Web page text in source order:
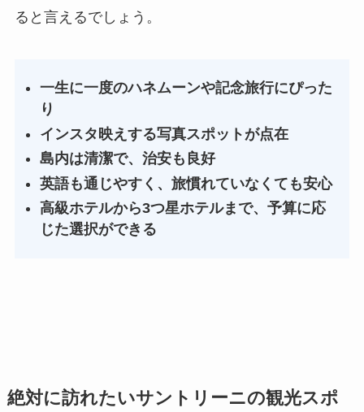
ると言えるでしょう。
一生に一度のハネムーンや記念旅行にぴった
り
インスタ映えする写真スポットが点在
島内は清潔で、治安も良好
英語も通じやすく、旅慣れていなくても安心
高級ホテルから3つ星ホテルまで、予算に応
じた選択ができる
絶対に訪れたいサントリーニの観光スポ